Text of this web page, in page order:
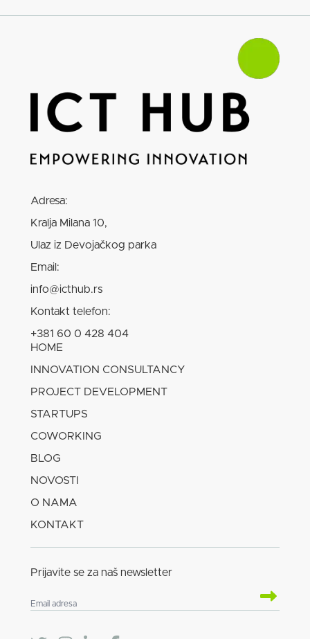
Adresa:
Kralja Milana 10,
Ulaz iz Devojačkog parka
Email:
info@icthub.rs
Kontakt telefon:
+381 60 0 428 404
HOME
INNOVATION CONSULTANCY
PROJECT DEVELOPMENT
STARTUPS
COWORKING
BLOG
NOVOSTI
O NAMA
KONTAKT
Prijavite se za naš newsletter